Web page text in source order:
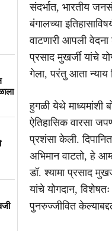
संदर्भात, भारतीय
बंगालच्या
वाटणारी आपली
प्रसाद मुखर्जी यांचे
गेला, परंतु आता न्याय
हुगळी येथे माध्यमांशी
ऐतिहासिक वारसा
प्रशंसा केली.
अभिमान वाटतो, हे
डॉ. श्यामा प्रसाद
यांचे योगदान,
पुनरुज्जीवित